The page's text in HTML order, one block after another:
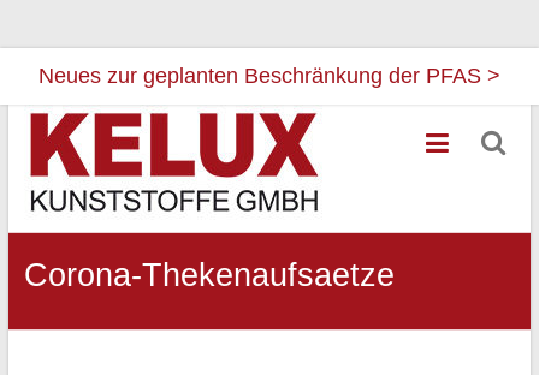
Neues zur geplanten Beschränkung der PFAS >
Zum
Inhalt
springen
Kelux
Kunststoffe
Ihr
für
Corona-Thekenaufsaetze